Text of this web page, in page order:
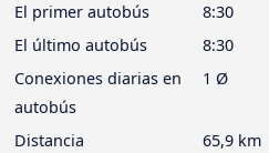
El primer autobús
8:30
El último autobús
8:30
Conexiones diarias en
autobús
1 Ø
Distancia
65,9 km